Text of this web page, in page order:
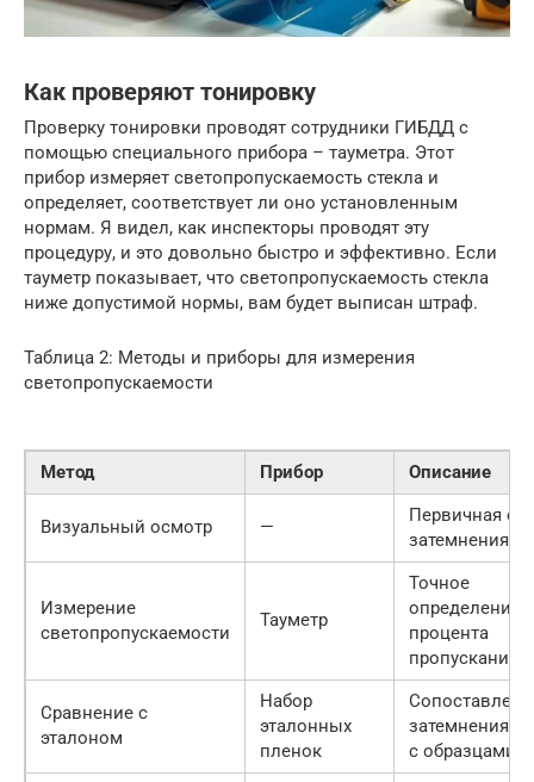
Как проверяют тонировку
Проверку тонировки проводят сотрудники ГИБДД с
помощью специального прибора – тауметра. Этот
прибор измеряет светопропускаемость стекла и
определяет, соответствует ли оно установленным
нормам. Я видел, как инспекторы проводят эту
процедуру, и это довольно быстро и эффективно. Если
тауметр показывает, что светопропускаемость стекла
ниже допустимой нормы, вам будет выписан штраф.
Таблица 2: Методы и приборы для измерения
светопропускаемости
Метод Прибор Описание
Визуальный осмотр —
Первичная
затемнения
Измерение
светопропускаемости
Тауметр
Точное
определение
процента
пропускания
Сравнение с
эталоном
Набор
эталонных
пленок
затемнения
с образцами